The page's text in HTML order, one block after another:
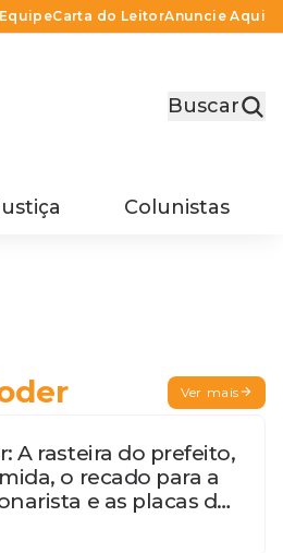
EquipeCarta do LeitorAnuncie Aqui
Buscar
Colunistas
Ver mais
A rasteira do prefeito,
o recado para a
e as placas da